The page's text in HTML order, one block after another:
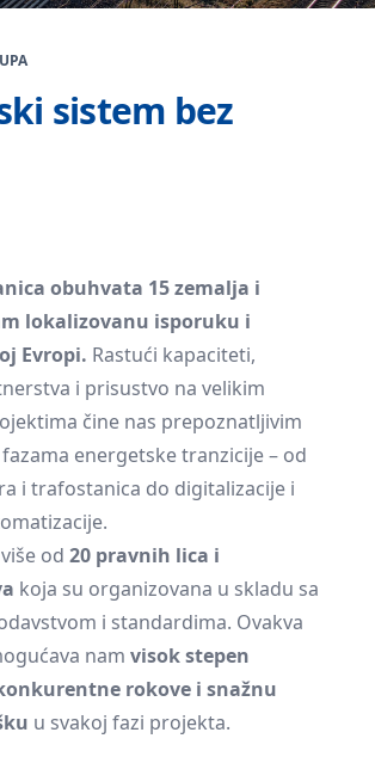
sistem bez
obuhvata 15 zemalja i
lokalizovanu isporuku i
Evropi. Rastući kapaciteti,
i prisustvo na velikim
čine nas prepoznatljivim
energetske tranzicije – od
i trafostanica do digitalizacije i
od 20 pravnih lica i
koja su organizovana u skladu sa
i standardima. Ovakva
nam visok stepen
rokove i snažnu
u svakoj fazi projekta.